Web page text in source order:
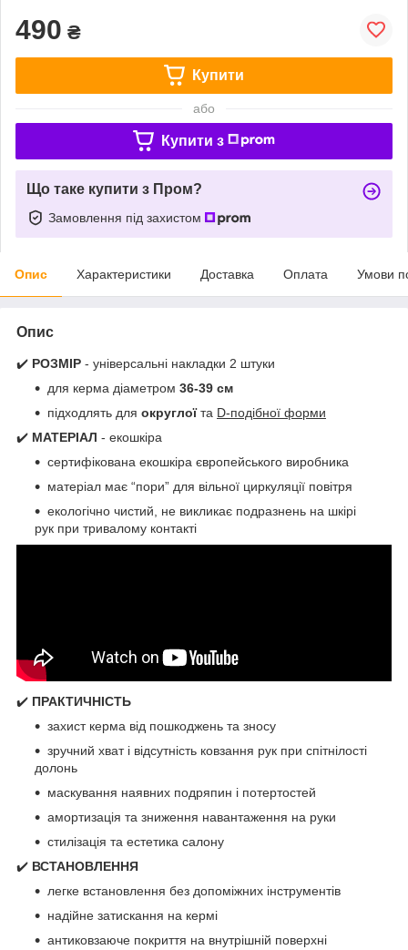
490 ₴
Купити
або
Купити з
Що таке купити з Пром?
Замовлення під захистом
Опис Характеристики Доставка Оплата Умови
Опис
✔️ РОЗМІР - універсальні накладки 2 штуки
для керма діаметром 36-39 см
підходлять для округлоїта D-подібної форми
✔️ МАТЕРІАЛ - екошкіра
сертифікована екошкіра європейського виробника
матеріал має “пори” для вільної циркуляції повітря
екологічно чистий, не викликає подразнень на шкірі
рук при тривалому контакті
✔️ ПРАКТИЧНІСТЬ
захист керма від пошкоджень та зносу
зручний хват і відсутність ковзання рук при спітнілості
долонь
маскування наявних подряпин і потертостей
амортизація та зниження навантаження на руки
стилізація та естетика салону
✔️ ВСТАНОВЛЕННЯ
легке встановлення без допоміжних інструментів
надійне затискання на кермі
антиковзаюче покриття на внутрішній поверхні